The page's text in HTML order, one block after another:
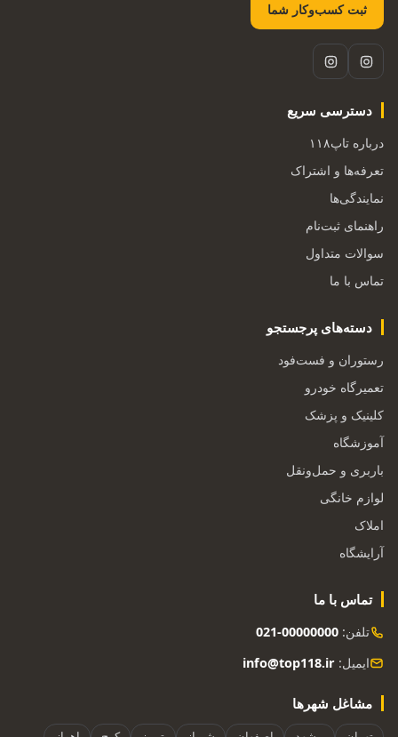
ثبت کسب‌وکار شما
دسترسی سریع
درباره تاپ۱۱۸
تعرفه‌ها و اشتراک
نمایندگی‌ها
راهنمای ثبت‌نام
سوالات متداول
تماس با ما
دسته‌های پرجستجو
رستوران و فست‌فود
تعمیرگاه خودرو
کلینیک و پزشک
آموزشگاه
باربری و حمل‌ونقل
لوازم خانگی
املاک
آرایشگاه
تماس با ما
تلفن:021-00000000
ایمیل: info@top118.ir
مشاغل شهرها